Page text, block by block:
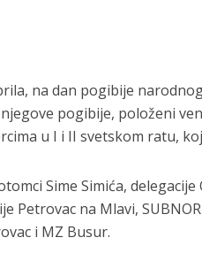
na dan pogibije
pogibije, položeni
u I i II svetskom ratu,
Sime Simića,
Petrovac na Mlavi,
i MZ Busur.